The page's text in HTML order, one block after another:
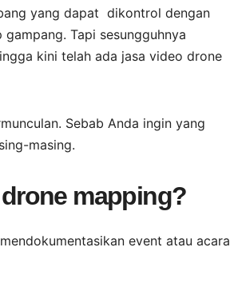
yang dapat dikontrol dengan
Tapi sesungguhnya
kini telah ada jasa video drone
Sebab Anda ingin yang
masing.
mapping?
event atau acara